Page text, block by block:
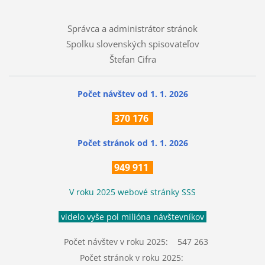
Správca a administrátor stránok
Spolku slovenských spisovateľov
Štefan Cifra
Počet návštev od 1. 1. 2026
370 176
Počet stránok od 1. 1. 2026
949 911
V roku 2025 webové stránky SSS
videlo vyše pol milióna návštevníkov
Počet návštev v roku 2025: 547 263
Počet stránok v roku 2025: